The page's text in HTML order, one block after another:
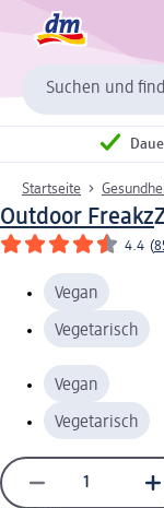
Suchen und
Startseite
Outdoor Freakz
4.4 (
Vegan
Vegetarisch
Vegan
Vegetarisch